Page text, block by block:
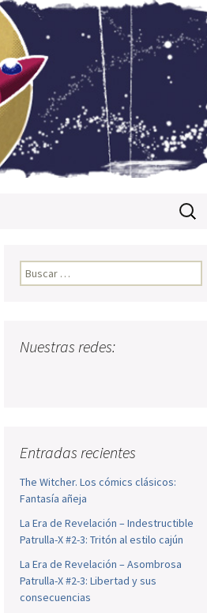
Buscar:
Buscar:
Nuestras redes:
Entradas recientes
The Witcher. Los cómics clásicos:
Fantasía añeja
La Era de Revelación – Indestructible
Patrulla-X #2-3: Tritón al estilo cajún
La Era de Revelación – Asombrosa
Patrulla-X #2-3: Libertad y sus
consecuencias